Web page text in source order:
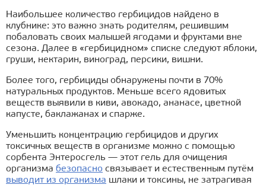
Наибольшее количество гербицидов найдено в
клубнике: это важно знать родителям, решившим
побаловать своих малышей ягодами и фруктами вне
сезона. Далее в «гербицидном» списке следуют яблоки,
груши, нектарин, виноград, персики, вишни.
Более того, гербициды обнаружены почти в 70%
натуральных продуктов. Меньше всего ядовитых
веществ выявили в киви, авокадо, ананасе, цветной
капусте, баклажанах и спарже.
Уменьшить концентрацию гербицидов и других
токсичных веществ в организме можно с помощью
сорбента Энтеросгель — этот гель для очищения
организма безопасно связывает и естественным путём
выводит из организма шлаки и токсины, не затрагивая